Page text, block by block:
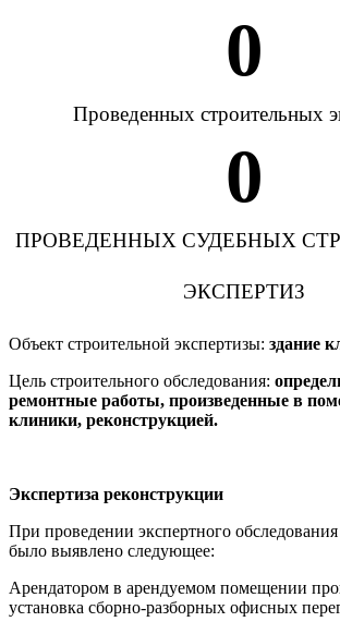
0
Проведенных строительных
0
ПРОВЕДЕННЫХ СУДЕБНЫХ
ЭКСПЕРТИЗ
Объект строительной экспертизы: здание
Цель строительного обследования:
ремонтные работы, произведенные в
клиники, реконструкцией.
Экспертиза реконструкции
При проведении экспертного
было выявлено следующее:
Арендатором в арендуемом помещении
установка сборно-разборных офисных